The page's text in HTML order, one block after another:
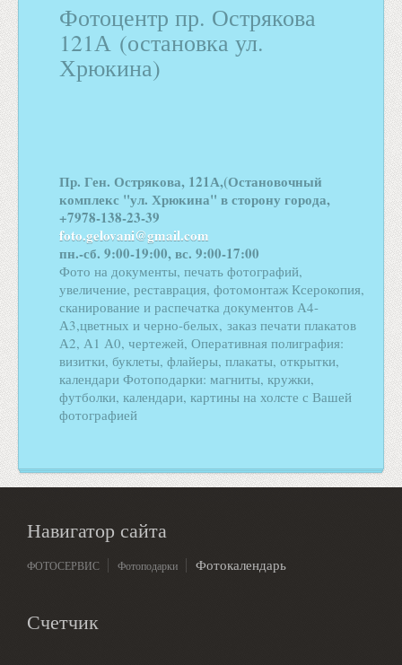
Фотоцентр пр. Острякова
121А (остановка ул.
Хрюкина)
Пр. Ген. Острякова, 121А,(Остановочный
комплекс "ул. Хрюкина" в сторону города,
+7978-138-23-39
foto.gelovani@gmail.com
пн.-сб. 9:00-19:00, вс. 9:00-17:00
Фото на документы, печать фотографий,
увеличение, реставрация, фотомонтаж Ксерокопия,
сканирование и распечатка документов А4-
А3,цветных и черно-белых, заказ печати плакатов
А2, А1 А0, чертежей, Оперативная полиграфия:
визитки, буклеты, флайеры, плакаты, открытки,
календари Фотоподарки: магниты, кружки,
футболки, календари, картины на холсте с Вашей
фотографией
Навигатор сайта
ФОТОСЕРВИС Фотоподарки Фотокалендарь
Счетчик